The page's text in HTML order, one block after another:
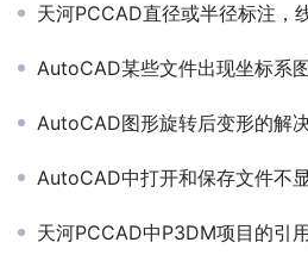
天河PCCAD直径或半径标注，线上有偏
AutoCAD某些文件出现坐标系图标异
AutoCAD图形旋转后变形的解
AutoCAD中打开和保存文件不显示
天河PCCAD中P3DM项目的引